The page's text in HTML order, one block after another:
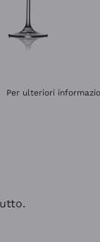
e lo
Per ulteriori